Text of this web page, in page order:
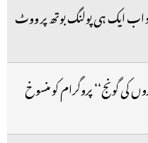
اب ایک ہی پولنگ بوتھ پر ووٹ
کی گونج‘‘ پروگرام کو منسوخ